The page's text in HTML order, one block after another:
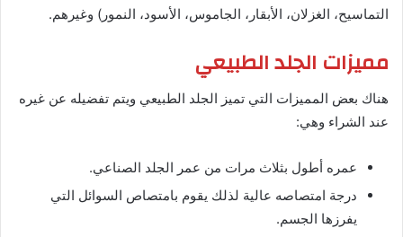
التماسيح، الغزلان، الأبقار، الجاموس، الأسود، النمور) وغيرهم.
مميزات الجلد الطبيعي
هناك بعض المميزات التي تميز الجلد الطبيعي ويتم تفضيله عن غيره
عند الشراء وهي:
عمره أطول بثلاث مرات من عمر الجلد الصناعي.
درجة امتصاصه عالية لذلك يقوم بامتصاص السوائل التي
يفرزها الجسم.